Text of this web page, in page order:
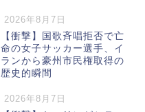
2026年8月7日
【衝撃】国歌斉唱拒否で亡
命の女子サッカー選手、イ
ランから豪州市民権取得の
歴史的瞬間
2026年8月7日